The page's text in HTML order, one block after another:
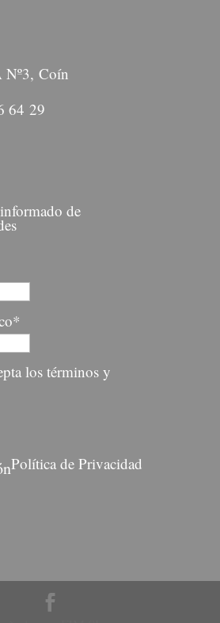
Coín
64 29
de
los términos y
Política de Privacidad